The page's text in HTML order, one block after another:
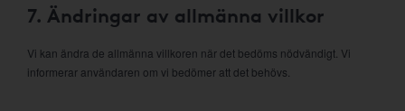
7. Ändringar av allmänna villkor
Vi kan ändra de allmänna villkoren när det bedöms nödvändigt. Vi
informerar användaren om vi bedömer att det behövs.